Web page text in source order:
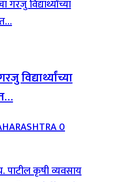
विद्यार्थ्यांच्या
0